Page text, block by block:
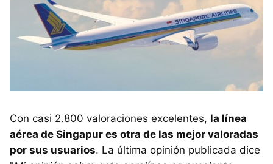
Con casi 2.800 valoraciones excelentes, la línea
aérea de Singapur es otra de las mejor valoradas
por sus usuarios. La última opinión publicada dice